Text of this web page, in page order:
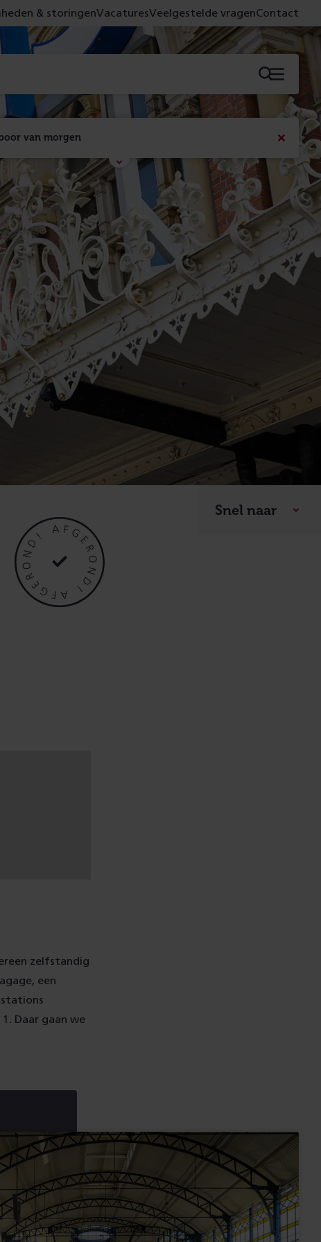
van morgen
Met de campagne 'Voor 't spoor naar morgen' laten
we zien wat er vandaag gebeurt en wat dat -
figuurlijk gezien - morgen oplevert.
Lees meer
sluiten
& storingenVacaturesVeelgestelde vragenContact
Menu
Snel naar
zelfstandig
een
Daar gaan we